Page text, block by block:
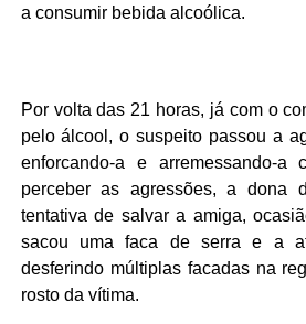
a consumir bebida alcoólica.
Por volta das 21 horas, já com o
pelo álcool, o suspeito passou a
enforcando-a e arremessando-a
perceber as agressões, a dona
tentativa de salvar a amiga,
sacou uma faca de serra e a
desferindo múltiplas facadas na
rosto da vítima.